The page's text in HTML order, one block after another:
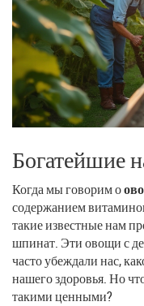
Богатейшие
Когда мы говорим о
содержанием
такие известные нам
шпинат. Эти овощи с
часто убеждали нас,
нашего здоровья. Но
такими ценными?